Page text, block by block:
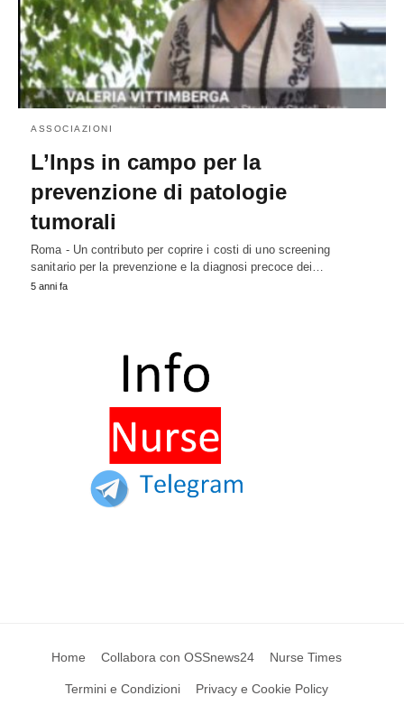
ASSOCIAZIONI
L’Inps in campo per la
prevenzione di patologie
tumorali
Roma - Un contributo per coprire i costi di uno screening
sanitario per la prevenzione e la diagnosi precoce dei…
5 anni fa
Home Collabora con OSSnews24 Nurse Times
Termini e Condizioni Privacy e Cookie Policy